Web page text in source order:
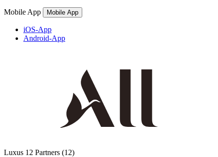
Mobile App Mobile App
iOS-App
Android-App
Luxus 12 Partners (12)